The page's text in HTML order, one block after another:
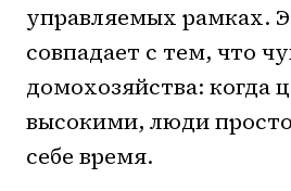
управляемых рамках.
совпадает с тем, что
домохозяйства: когда
высокими, люди
себе время.